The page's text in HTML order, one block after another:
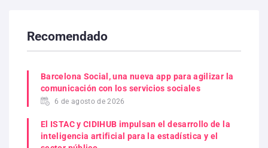
Recomendado
Barcelona Social, una nueva app para agilizar la
comunicación con los servicios sociales
6 de agosto de 2026
El ISTAC y CIDIHUB impulsan el desarrollo de la
inteligencia artificial para la estadística y el